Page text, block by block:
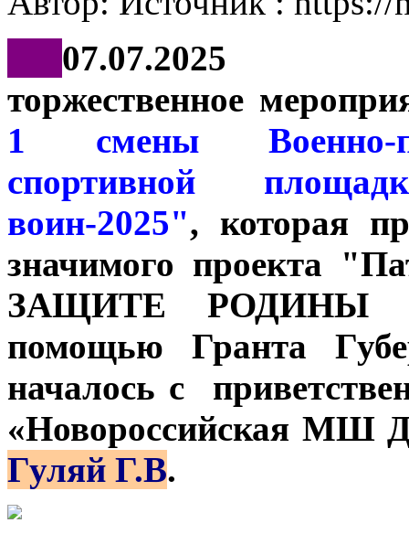
07.07.2025
торжественное
1 смены Военно-
спортивной
воин-2025", которая
значимого проекта
ЗАЩИТЕ РОДИНЫ
помощью Гранта
началось с
«Новороссийская МШ
Гуляй Г.В.